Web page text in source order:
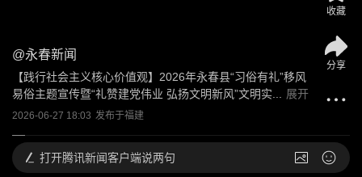
@永春新闻
【践行社会主义核心价值观】2026年永春县“习俗有礼”移风
易俗主题宣传暨“礼赞建党伟业 弘扬文明新风”文明实...
展开
2026-06-27 18:03 发布于福建
收藏
分享
打开腾讯新闻客户端说两句